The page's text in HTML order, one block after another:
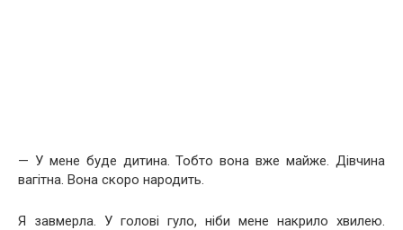
— У мене буде дитина. Тобто вона вже майже. Дівчина
вагітна. Вона скоро народить.
Я завмерла. У голові гуло, ніби мене накрило хвилею.